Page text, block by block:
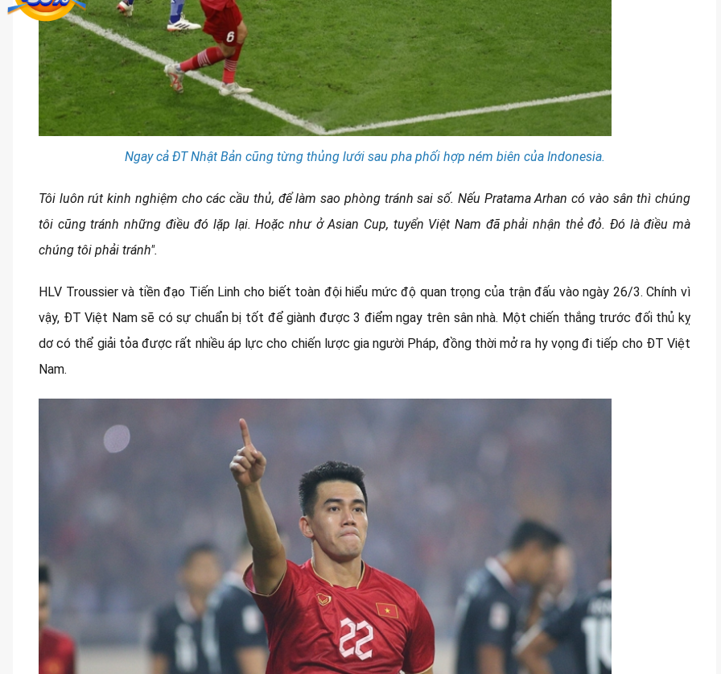
Ngay cả ĐT Nhật Bản cũng từng thủng lưới sau pha phối hợp ném biên của Indonesia.
Tôi luôn rút kinh nghiệm cho các cầu thủ, để làm sao phòng tránh sai số. Nếu Pratama Arhan có vào sân thì chúng
tôi cũng tránh những điều đó lặp lại. Hoặc như ở Asian Cup, tuyển Việt Nam đã phải nhận thẻ đỏ. Đó là điều mà
chúng tôi phải tránh".
HLV Troussier và tiền đạo Tiến Linh cho biết toàn đội hiểu mức độ quan trọng của trận đấu vào ngày 26/3. Chính vì
vậy, ĐT Việt Nam sẽ có sự chuẩn bị tốt để giành được 3 điểm ngay trên sân nhà. Một chiến thắng trước đối thủ kỵ
dơ có thể giải tỏa được rất nhiều áp lực cho chiến lược gia người Pháp, đồng thời mở ra hy vọng đi tiếp cho ĐT Việt
Nam.